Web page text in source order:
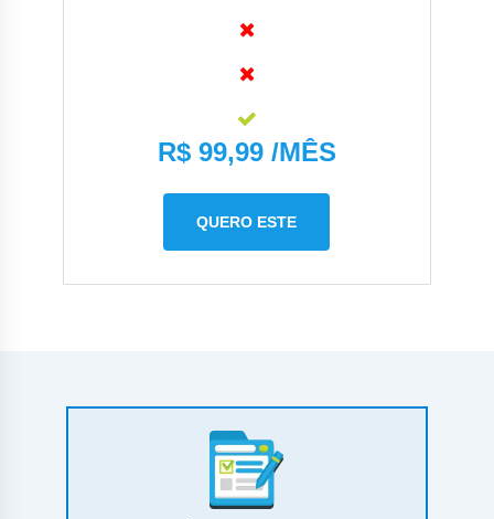
R$ 99,99 /MÊS
QUERO ESTE